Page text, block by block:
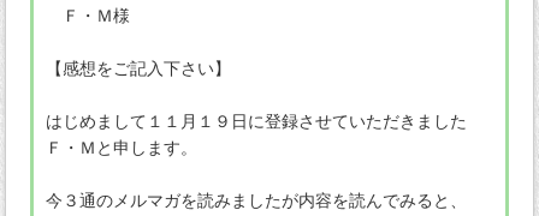
Ｆ・Ｍ様
【感想をご記入下さい】
はじめまして１１月１９日に登録させていただきました
Ｆ・Ｍと申します。
今３通のメルマガを読みましたが内容を読んでみると、